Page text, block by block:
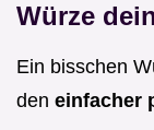
Würze
Ein bisschen
den einfacher